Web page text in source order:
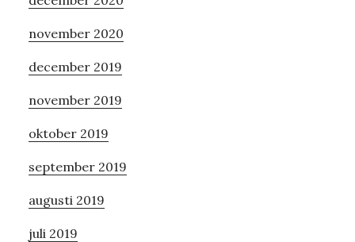
november 2020
december 2019
november 2019
oktober 2019
september 2019
augusti 2019
juli 2019